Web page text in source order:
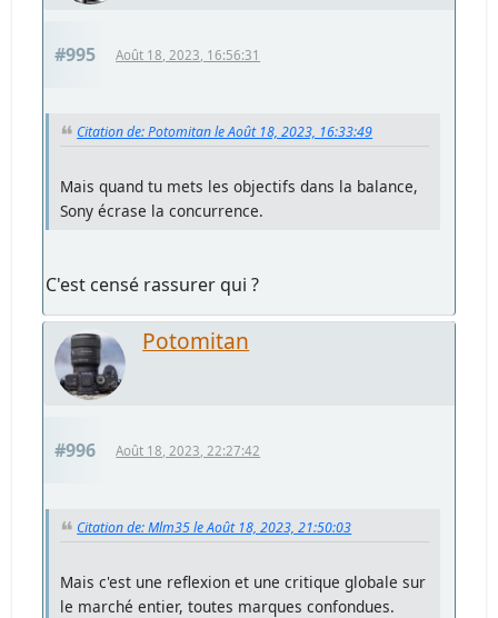
#995 Août 18, 2023, 16:56:31
Citation de: Potomitan le Août 18, 2023, 16:33:49
Mais quand tu mets les objectifs dans la balance,
Sony écrase la concurrence.
C'est censé rassurer qui ?
Potomitan
#996 Août 18, 2023, 22:27:42
Citation de: Mlm35 le Août 18, 2023, 21:50:03
Mais c'est une reflexion et une critique globale sur
le marché entier, toutes marques confondues.